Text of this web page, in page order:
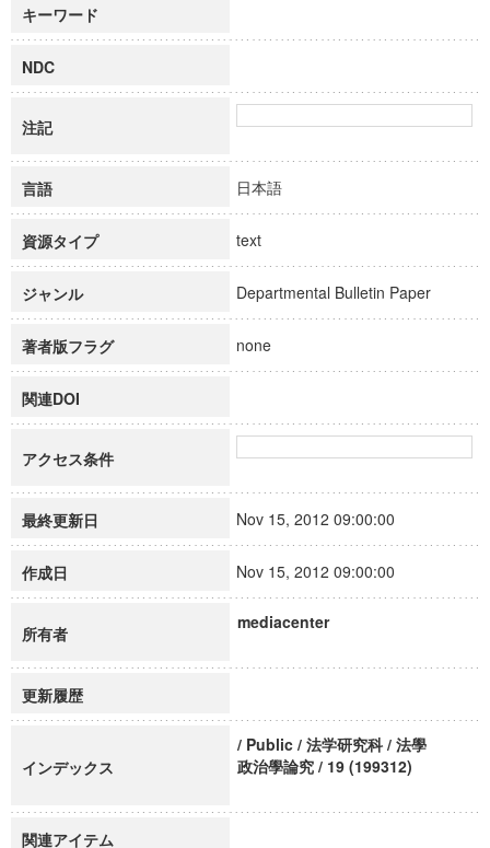
キーワード
NDC
注記
言語 日本語
資源タイプ text
ジャンル Departmental Bulletin Paper
著者版フラグ none
関連DOI
アクセス条件
最終更新日 Nov 15, 2012 09:00:00
作成日 Nov 15, 2012 09:00:00
所有者
mediacenter
更新履歴
インデックス
/ Public / 法学研究科 / 法學
政治學論究 / 19 (199312)
関連アイテム